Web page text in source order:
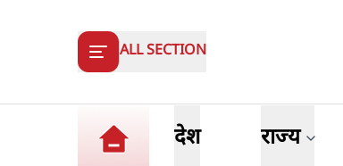
ALL SECTION
देश राज्य